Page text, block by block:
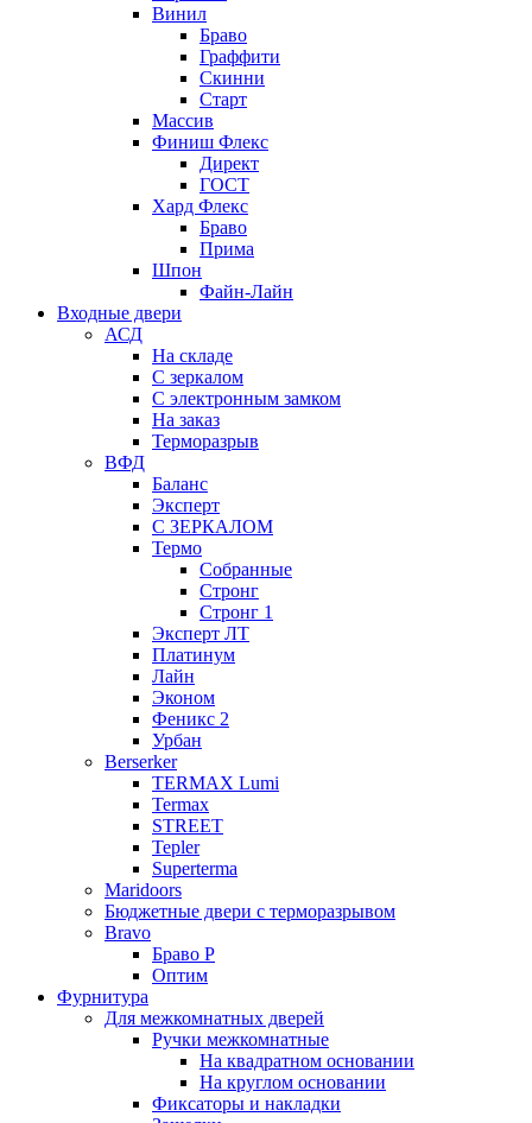
Винил
Браво
Граффити
Скинни
Старт
Массив
Финиш Флекс
Директ
ГОСТ
Хард Флекс
Браво
Прима
Шпон
Файн-Лайн
Входные двери
АСД
На складе
С зеркалом
С электронным замком
На заказ
Терморазрыв
ВФД
Баланс
Эксперт
С ЗЕРКАЛОМ
Термо
Собранные
Стронг
Стронг 1
Эксперт ЛТ
Платинум
Лайн
Эконом
Феникс 2
Урбан
Berserker
TERMAX Lumi
Termax
STREET
Tepler
Superterma
Maridoors
Бюджетные двери с терморазрывом
Bravo
Браво Р
Оптим
Фурнитура
Для межкомнатных дверей
Ручки межкомнатные
На квадратном основании
На круглом основании
Фиксаторы и накладки